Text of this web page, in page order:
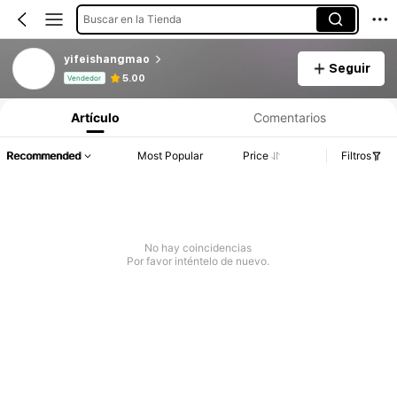
Buscar en la Tienda
yifeishangmao
Vendedor 5.00
Seguir
Artículo Comentarios
Recommended Most Popular Price Filtros
No hay coincidencias
Por favor inténtelo de nuevo.